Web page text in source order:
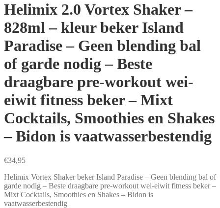
Helimix 2.0 Vortex Shaker –
828ml – kleur beker Island
Paradise – Geen blending bal
of garde nodig – Beste
draagbare pre-workout wei-
eiwit fitness beker – Mixt
Cocktails, Smoothies en Shakes
– Bidon is vaatwasserbestendig
€34,95
Helimix Vortex Shaker beker Island Paradise – Geen blending bal of
garde nodig – Beste draagbare pre-workout wei-eiwit fitness beker –
Mixt Cocktails, Smoothies en Shakes – Bidon is
vaatwasserbestendig